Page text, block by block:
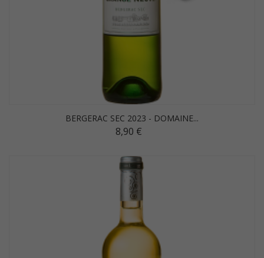
BERGERAC SEC 2023 - DOMAINE...
8,90 €